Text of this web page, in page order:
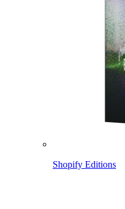
Shopify Editions